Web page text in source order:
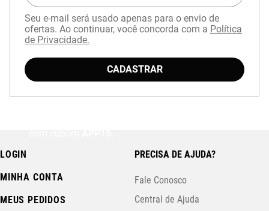
Seu e-mail será usado apenas para o envio de
ofertas. Ao continuar, você concorda com a Política
de Privacidade.
CADASTRAR
LOGIN
MINHA CONTA
MEUS PEDIDOS
PRECISA DE AJUDA?
Fale Conosco
Central de Ajuda